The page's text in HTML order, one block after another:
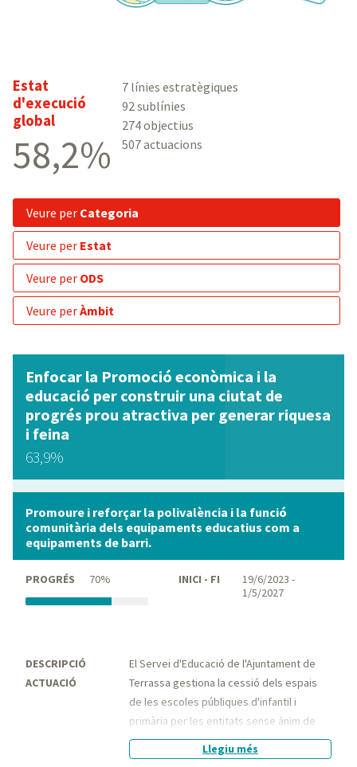
Estat
d'execució
global
58,2%
7 línies estratègiques
92 sublínies
274 objectius
507 actuacions
veure per Categoria
veure per Estat
veure per ODS
veure perÀmbit
Enfocar la Promoció econòmica i la
educació per construir una ciutat de
progrés prou atractiva per generar riquesa
i feina
63,9%
Promoure i reforçar la polivalència i la funció
comunitària dels equipaments educatius com a
equipaments de barri.
PROGRÉS 70% INICI - FI
19/6/2023 -
1/5/2027
DESCRIPCIÓ
ACTUACIÓ
El Servei d'Educació de l'Ajuntament de
Terrassa gestiona la cessió dels espais
de les escoles públiques d'infantil i
primària per les entitats sense ànim de
lucre que ho sol·liciten i ho acorden amb
les direccions dels centres educatius.
Llegiu més